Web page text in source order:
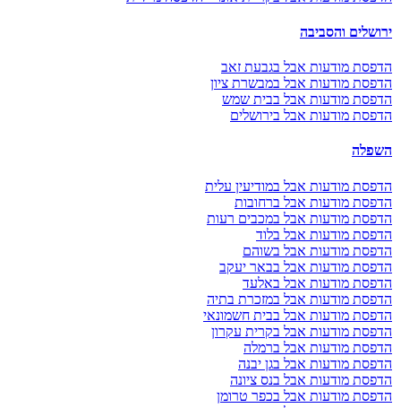
ירושלים והסביבה
הדפסת מודעות אבל בגבעת זאב
הדפסת מודעות אבל במבשרת ציון
הדפסת מודעות אבל בבית שמש
הדפסת מודעות אבל בירושלים
השפלה
הדפסת מודעות אבל במודיעין עלית
הדפסת מודעות אבל ברחובות
הדפסת מודעות אבל במכבים רעות
הדפסת מודעות אבל בלוד
הדפסת מודעות אבל בשוהם
הדפסת מודעות אבל בבאר יעקב
הדפסת מודעות אבל באלעד
הדפסת מודעות אבל במזכרת בתיה
הדפסת מודעות אבל בבית חשמונאי
הדפסת מודעות אבל בקרית עקרון
הדפסת מודעות אבל ברמלה
הדפסת מודעות אבל בגן יבנה
הדפסת מודעות אבל בנס ציונה
הדפסת מודעות אבל בכפר טרומן